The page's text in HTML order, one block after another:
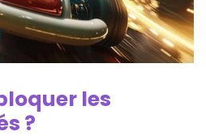
les
?